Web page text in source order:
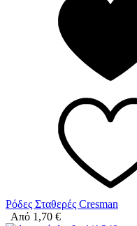
Ρόδες Σταθερές Cresman
Από 1,70 €